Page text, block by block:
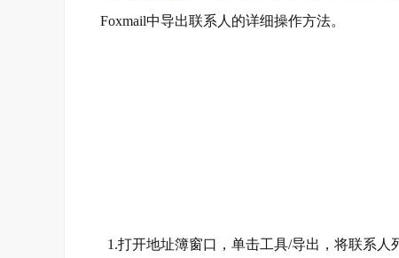
Foxmail中导出联系人的详细操作方法。
1.打开地址簿窗口，单击工具/导出，将联系人